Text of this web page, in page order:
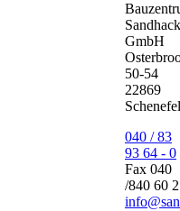
Sandhack
GmbH
50-54
22869
040 / 83
93 64 - 0
Fax 040
/840 60